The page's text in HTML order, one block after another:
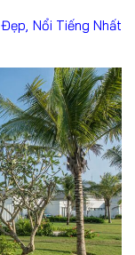
Nổi Tiếng Nhất